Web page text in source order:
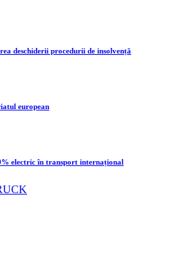
deschiderii procedurii de insolvență
european
electric în transport internațional